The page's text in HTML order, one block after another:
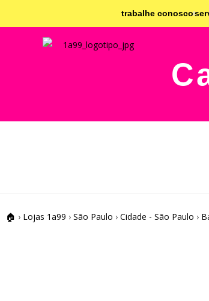
trabalhe conosco
🏠 › Lojas 1a99 › São Paulo › Cidade - São Paulo ›